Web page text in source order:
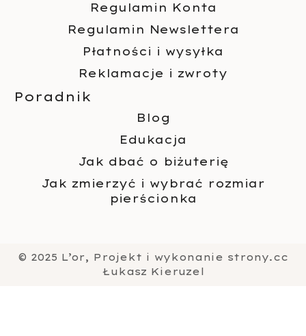
Regulamin Konta
Regulamin Newslettera
Płatności i wysyłka
Reklamacje i zwroty
Poradnik
Blog
Edukacja
Jak dbać o biżuterię
Jak zmierzyć i wybrać rozmiar
pierścionka
© 2025 L’or, Projekt i wykonanie strony.cc
Łukasz Kieruzel